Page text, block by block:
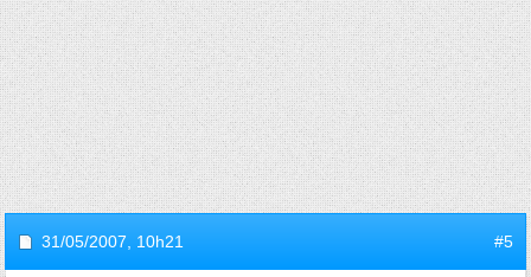
31/05/2007, 10h21 #5